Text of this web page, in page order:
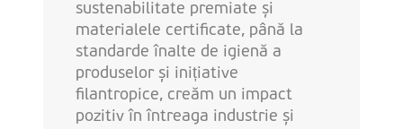
sustenabilitate premiate și
materialele certificate, până la
standarde înalte de igienă a
produselor și inițiative
filantropice, creăm un impact
pozitiv în întreaga industrie și